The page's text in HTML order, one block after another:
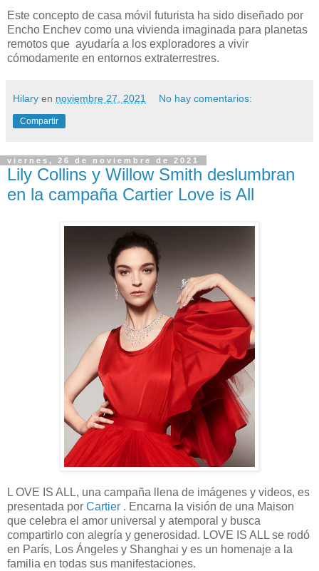
Este concepto de casa móvil futurista ha sido diseñado por
Encho Enchev como una vivienda imaginada para planetas
remotos que ayudaría a los exploradores a vivir
cómodamente en entornos extraterrestres.
Hilary en noviembre 27, 2021 No hay comentarios:
Compartir
viernes, 26 de noviembre de 2021
Lily Collins y Willow Smith deslumbran
en la campaña Cartier Love is All
L OVE IS ALL, una campaña llena de imágenes y videos, es
presentada por Cartier . Encarna la visión de una Maison
que celebra el amor universal y atemporal y busca
compartirlo con alegría y generosidad. LOVE IS ALL se rodó
en París, Los Ángeles y Shanghai y es un homenaje a la
familia en todas sus manifestaciones.